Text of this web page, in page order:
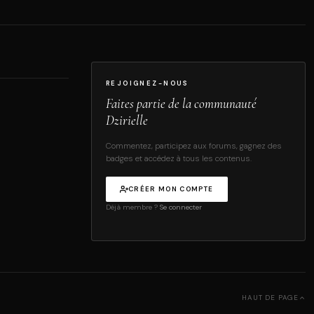
REJOIGNEZ-NOUS
Faites partie de la communauté
Dzirielle
Commentez, participez aux forums, gagnez des
badges et accédez à tous les contenus.
CRÉER MON COMPTE
Déjà membre ? Se connecter
HAUT DE PAGE